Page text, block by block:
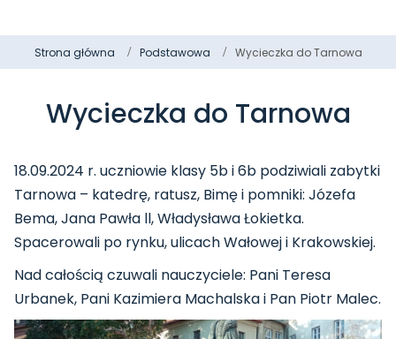
Strona główna Podstawowa Wycieczka do Tarnowa
Wycieczka do Tarnowa
18.09.2024 r. uczniowie klasy 5b i 6b podziwiali zabytki
Tarnowa – katedrę, ratusz, Bimę i pomniki: Józefa
Bema, Jana Pawła ll, Władysława Łokietka.
Spacerowali po rynku, ulicach Wałowej i Krakowskiej.
Nad całością czuwali nauczyciele: Pani Teresa
Urbanek, Pani Kazimiera Machalska i Pan Piotr Malec.